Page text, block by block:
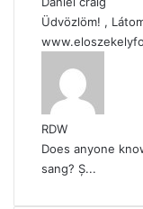
Üdvözlöm! ,
RDW
Does anyone
sang? Ș...